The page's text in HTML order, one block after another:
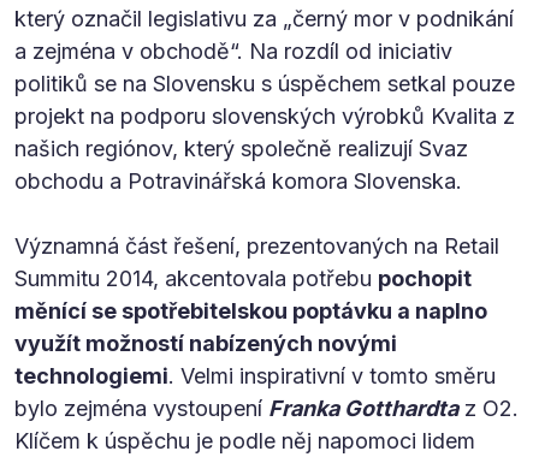
který označil legislativu za „černý mor v podnikání
a zejména v obchodě“. Na rozdíl od iniciativ
politiků se na Slovensku s úspěchem setkal pouze
projekt na podporu slovenských výrobků Kvalita z
našich regiónov, který společně realizují Svaz
obchodu a Potravinářská komora Slovenska.
Významná část řešení, prezentovaných na Retail
Summitu 2014, akcentovala potřebu pochopit
měnící se spotřebitelskou poptávku a naplno
využít možností nabízených novými
technologiemi. Velmi inspirativní v tomto směru
bylo zejména vystoupení Franka Gotthardtaz O2.
Klíčem k úspěchu je podle něj napomoci lidem